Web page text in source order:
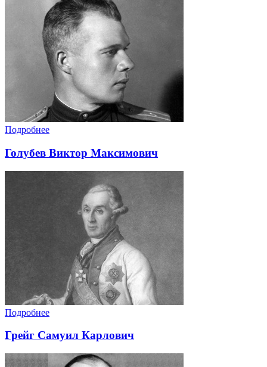
Подробнее
Голубев Виктор Максимович
Подробнее
Грейг Самуил Карлович